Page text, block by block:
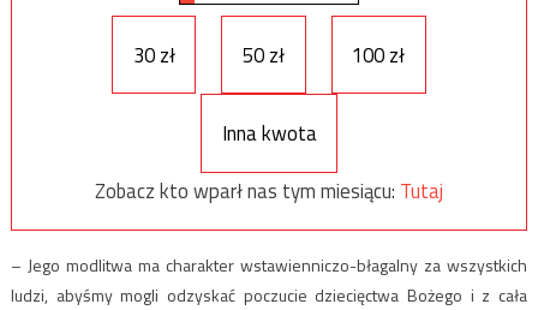
30 zł 50 zł 100 zł
Inna kwota
Zobacz kto wparł nas tym miesiącu: Tutaj
– Jego modlitwa ma charakter wstawienniczo-błagalny za wszystkich
ludzi, abyśmy mogli odzyskać poczucie dziecięctwa Bożego i z cała